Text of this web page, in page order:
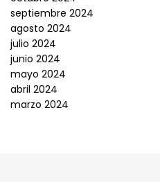
septiembre 2024
agosto 2024
julio 2024
junio 2024
mayo 2024
abril 2024
marzo 2024